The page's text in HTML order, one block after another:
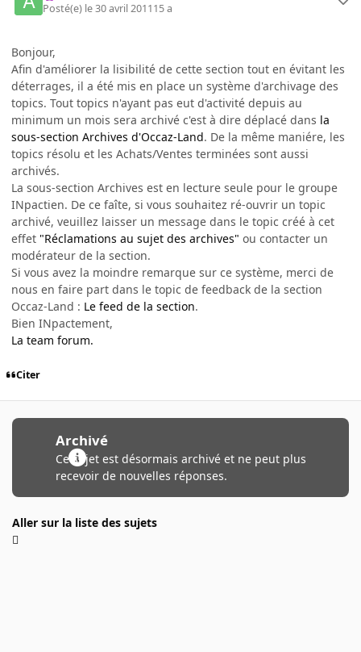
Posté(e) le 30 avril 201115 a
Bonjour,
Afin d'améliorer la lisibilité de cette section tout en évitant les
déterrages, il a été mis en place un système d'archivage des
topics. Tout topics n'ayant pas eut d'activité depuis au
minimum un mois sera archivé c'est à dire déplacé dans la
sous-section Archives d'Occaz-Land. De la même maniére, les
topics résolu et les Achats/Ventes terminées sont aussi
archivés.
La sous-section Archives est en lecture seule pour le groupe
INpactien. De ce faîte, si vous souhaitez ré-ouvrir un topic
archivé, veuillez laisser un message dans le topic créé à cet
effet "Réclamations au sujet des archives" ou contacter un
modérateur de la section.
Si vous avez la moindre remarque sur ce système, merci de
nous en faire part dans le topic de feedback de la section
Occaz-Land : Le feed de la section.
Bien INpactement,
La team forum.
Citer
Archivé
Ce sujet est désormais archivé et ne peut plus
recevoir de nouvelles réponses.
Aller sur la liste des sujets